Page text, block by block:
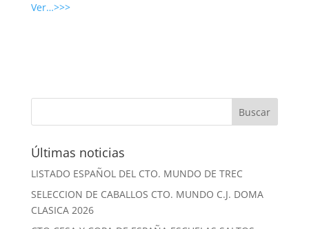
Ver…>>>
Últimas noticias
LISTADO ESPAÑOL DEL CTO. MUNDO DE TREC
SELECCION DE CABALLOS CTO. MUNDO C.J. DOMA
CLASICA 2026